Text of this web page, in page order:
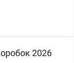
2026